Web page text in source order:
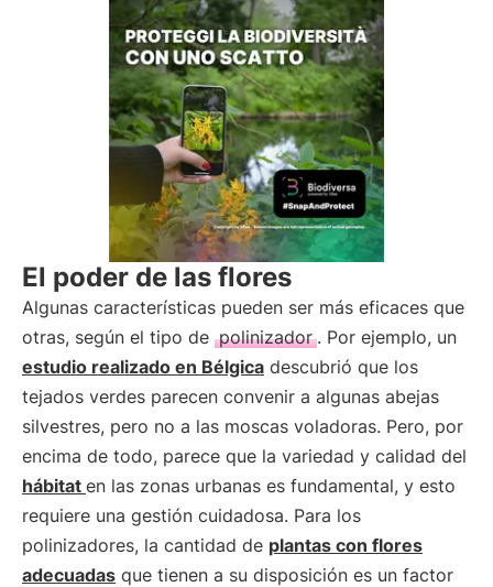
El poder de las flores
Algunas características pueden ser más eficaces que
otras, según el tipo de polinizador . Por ejemplo, un
estudio realizado en Bélgica descubrió que los
tejados verdes parecen convenir a algunas abejas
silvestres, pero no a las moscas voladoras. Pero, por
encima de todo, parece que la variedad y calidad del
hábitat en las zonas urbanas es fundamental, y esto
requiere una gestión cuidadosa. Para los
polinizadores, la cantidad de plantas con flores
adecuadas que tienen a su disposición es un factor